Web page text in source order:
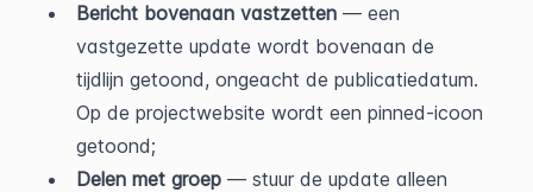
Bericht bovenaan vastzetten — een
vastgezette update wordt bovenaan de
tijdlijn getoond, ongeacht de publicatiedatum.
Op de projectwebsite wordt een pinned-icoon
getoond;
Delen met groep — stuur de update alleen